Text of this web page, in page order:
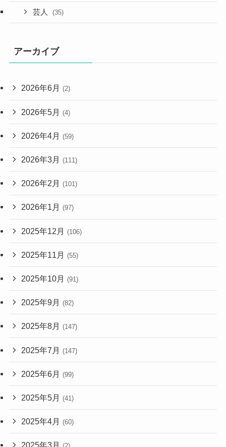
芸人 (35)
アーカイブ
2026年6月 (2)
2026年5月 (4)
2026年4月 (59)
2026年3月 (111)
2026年2月 (101)
2026年1月 (97)
2025年12月 (106)
2025年11月 (55)
2025年10月 (91)
2025年9月 (82)
2025年8月 (147)
2025年7月 (147)
2025年6月 (99)
2025年5月 (41)
2025年4月 (60)
2025年3月